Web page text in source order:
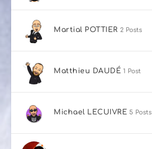
Martial POTTIER 2 Posts
Matthieu DAUDÉ 1 Post
Michael LECUIVRE 5 Posts